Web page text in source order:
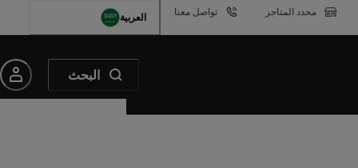
محدد المتاجر تواصل معنا العربية
البحث